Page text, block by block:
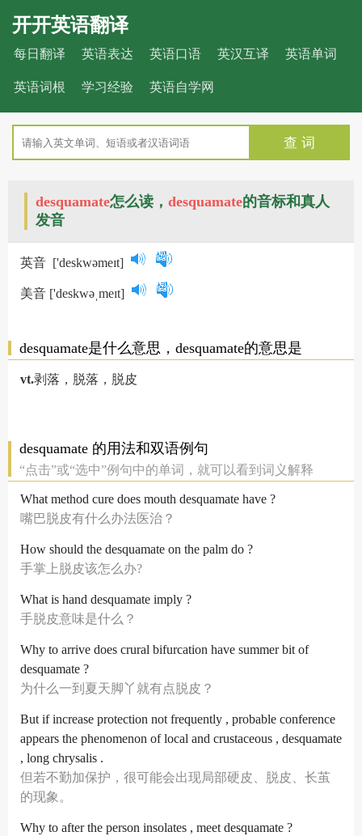
开开英语翻译
每日翻译 英语表达 英语口语 英汉互译 英语单词
英语词根 学习经验 英语自学网
查 词
desquamate怎么读， desquamate的音标和真人
发音
英音 ['deskwəmeɪt]
美音 ['deskwəˌmeɪt]
desquamate是什么意思，desquamate的意思是
vt.剥落，脱落，脱皮
desquamate 的用法和双语例句
“点击”或“选中”例句中的单词，就可以看到词义解释
What method cure does mouth desquamate have ?
嘴巴脱皮有什么办法医治？
How should the desquamate on the palm do ?
手掌上脱皮该怎么办?
What is hand desquamate imply ?
手脱皮意味是什么？
Why to arrive does crural bifurcation have summer bit of
desquamate ?
为什么一到夏天脚丫就有点脱皮？
But if increase protection not frequently , probable conference
appears the phenomenon of local and crustaceous , desquamate
, long chrysalis .
但若不勤加保护，很可能会出现局部硬皮、脱皮、长茧
的现象。
Why to after the person insolates , meet desquamate ?